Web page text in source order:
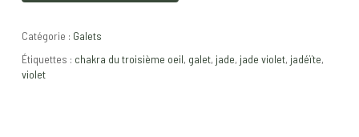
Catégorie : Galets
Étiquettes : chakra du troisième oeil, galet, jade, jade violet, jadéïte,
violet